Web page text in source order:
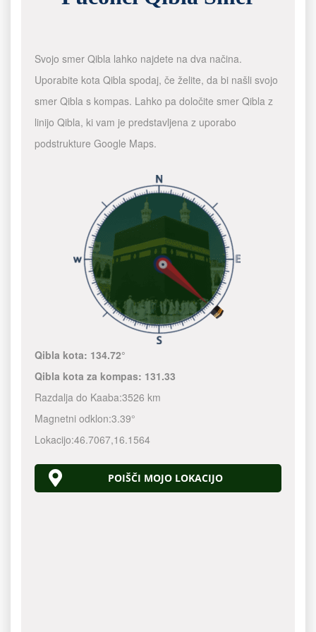
Svojo smer Qibla lahko najdete na dva načina.
Uporabite kota Qibla spodaj, če želite, da bi našli svojo
smer Qibla s kompas. Lahko pa določite smer Qibla z
linijo Qibla, ki vam je predstavljena z uporabo
podstrukture Google Maps.
Qibla kota: 134.72°
Qibla kota za kompas: 131.33
Razdalja do Kaaba:3526 km
Magnetni odklon:3.39°
Lokacijo:46.7067,16.1564
POIŠČI MOJO LOKACIJO